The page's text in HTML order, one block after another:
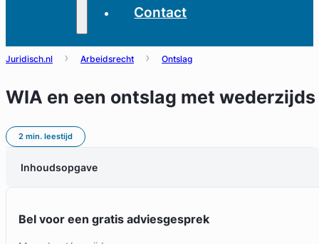
Contact
Juridisch.nl Arbeidsrecht Ontslag
WIA en een ontslag met
2 min. leestijd
Inhoudsopgave
Bel voor een gratis adviesgesprek